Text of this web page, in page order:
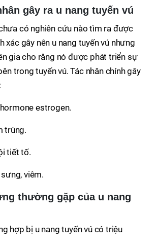
gây ra u nang tuyến vú
có nghiên cứu nào tìm ra được
xác gây nên u nang tuyến vú nhưng
gia cho rằng nó được phát triển sự
trong tuyến vú. Tác nhân chính gây
estrogen.
trùng.
tiết tố.
viêm.
thường gặp của u nang
hợp bị u nang tuyến vú có triệu